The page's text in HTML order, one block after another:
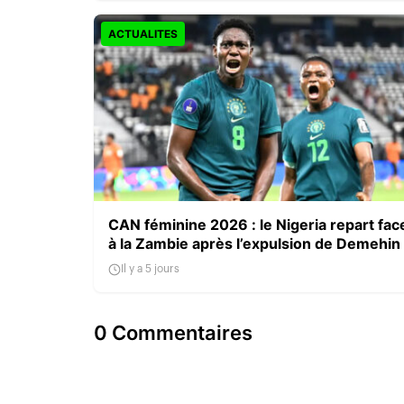
ACTUALITES
CAN féminine 2026 : le Nigeria repart
à la Zambie après l’expulsion de Demehin
Il y a 5 jours
0 Commentaires